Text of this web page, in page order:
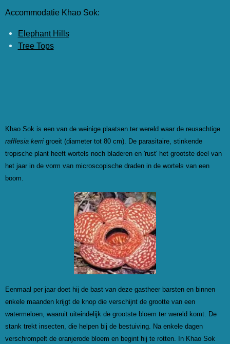
Accommodatie Khao Sok:
Elephant Hills
Tree Tops
Khao Sok is een van de weinige plaatsen ter wereld waar de reusachtige
rafflesia kerri groeit (diameter tot 80 cm). De parasitaire, stinkende
tropische plant heeft wortels noch bladeren en 'rust' het grootste deel van
het jaar in de vorm van microscopische draden in de wortels van een
boom.
Eenmaal per jaar doet hij de bast van deze gastheer barsten en binnen
enkele maanden krijgt de knop die verschijnt de grootte van een
watermeloen, waaruit uiteindelijk de grootste bloem ter wereld komt. De
stank trekt insecten, die helpen bij de bestuiving. Na enkele dagen
verschrompelt de oranjerode bloem en begint hij te rotten. In Khao Sok